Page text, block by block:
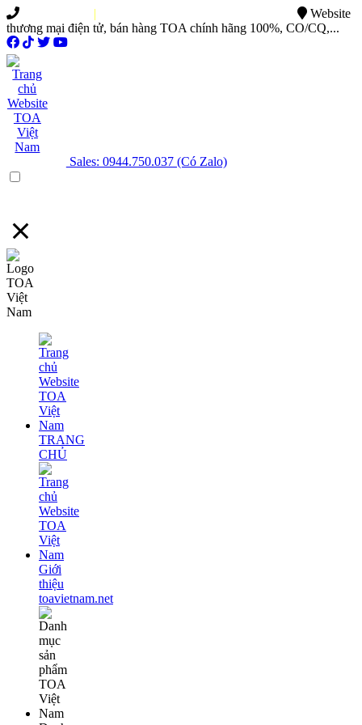
|
Website
thương mại điện tử, bán hàng TOA chính hãng 100%, CO/CQ,...
Sales: 0944.750.037 (Có Zalo)
TRANG
CHỦ
Giới
thiệu
toavietnam.net